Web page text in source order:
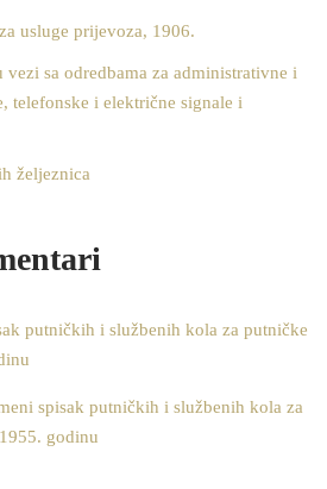
usluge prijevoza, 1906.
sa odredbama za administrativne i
telefonske i električne signale i
željeznica
putničkih i službenih kola za putničke
spisak putničkih i službenih kola za
godinu